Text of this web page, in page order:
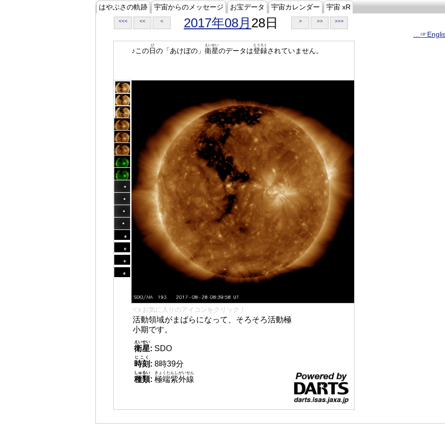
はやぶさの軌跡 宇宙からのメッセージ お宝データ 宇宙カレンダー 宇宙 xR
<<< << < 2017年08月 28日 > >> >>>
♪この日
ひ
の「あけぼの」 衛星
えいせい
のデータは登録
とうろく
されていません。
👈 お気に入りのアイコンをクリック！
活動領域がまばらになって、そろそろ活動極
小期です。
衛星
えいせい
: SDO
時刻
じこく
: 8時39分
種類
しゅるい
: 極端紫外線
きょくたんしがいせん